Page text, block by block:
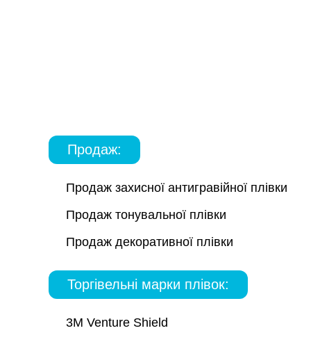
Продаж:
Продаж захисної антигравійної плівки
Продаж тонувальної плівки
Продаж декоративної плівки
Торгівельні марки плівок:
3M Venture Shield